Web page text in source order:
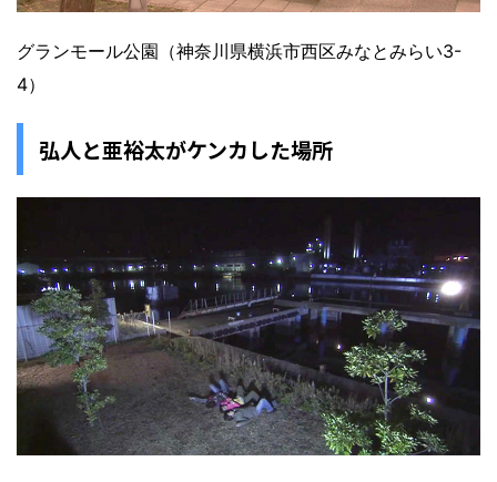
グランモール公園（神奈川県横浜市西区みなとみらい3-
4）
弘人と亜裕太がケンカした場所